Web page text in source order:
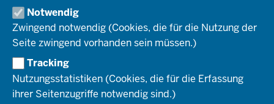
Notwendig
Zwingend notwendig (Cookies, die für die Nutzung der
Seite zwingend vorhanden sein müssen.)
Tracking
Nutzungsstatistiken (Cookies, die für die Erfassung
ihrer Seitenzugriffe notwendig sind.)
Institutionen
Social-Media-Kanäle
SERVICES
Bekanntmachungen
Förderprogramme
Kontakt
HOTLINE
© 2026 Bezirksregierung Düsseldorf